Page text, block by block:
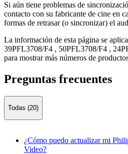
Si aún tiene problemas de
contacto con su fabricante de cine en
formas de retrasar (o sincronizar) el
La información de esta página se
39PFL3708/F4 , 50PFL3708/F4 ,
para mostrar más números de
Preguntas frecuentes
Todas (20)
¿Cómo puedo actualizar mi
Video?